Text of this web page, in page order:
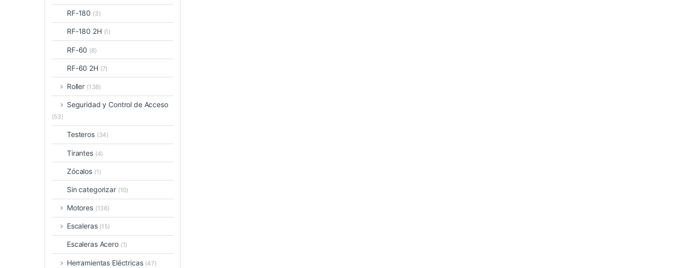
RF-180 (3)
RF-180 2H (1)
RF-60 (8)
RF-60 2H (7)
Roller (138)
Seguridad y Control de Acceso
(53)
Testeros (34)
Tirantes (4)
Zócalos (1)
Sin categorizar (10)
Motores (136)
Escaleras (15)
Escaleras Acero (1)
Herramientas Eléctricas (47)